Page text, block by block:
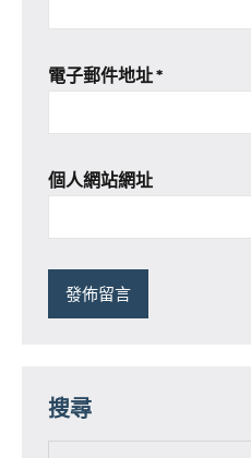
電子郵件地址*
個人網站網址
搜尋